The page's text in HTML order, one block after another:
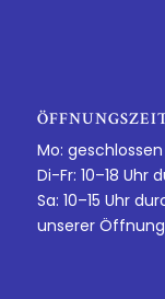
Mo: geschlossen
Di-Fr: 10–18 Uhr
Sa: 10–15 Uhr
unserer